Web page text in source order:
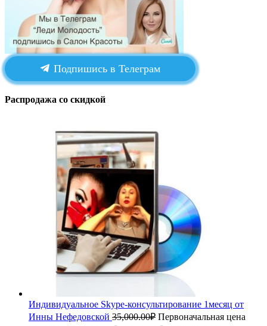
Подпишись в Телеграм
Распродажа со скидкой
Индивидуальное Skype-консультирование 1месяц от
Инны Нефедовской 35,000.00₽ Первоначальная цена